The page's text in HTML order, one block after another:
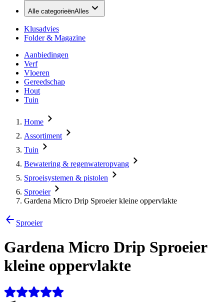
Alle categorieënAlles
Klusadvies
Folder & Magazine
Aanbiedingen
Verf
Vloeren
Gereedschap
Hout
Tuin
Home
Assortiment
Tuin
Bewatering & regenwateropvang
Sproeisystemen & pistolen
Sproeier
Gardena Micro Drip Sproeier kleine oppervlakte
Sproeier
Gardena Micro Drip Sproeier
kleine oppervlakte